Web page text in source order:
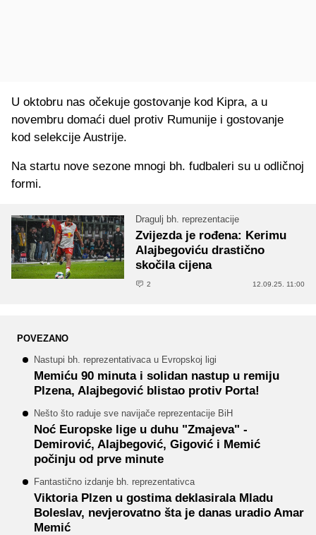
U oktobru nas očekuje gostovanje kod Kipra, a u
novembru domaći duel protiv Rumunije i gostovanje
kod selekcije Austrije.
Na startu nove sezone mnogi bh. fudbaleri su u odličnoj
formi.
Dragulj bh. reprezentacije
Zvijezda je rođena: Kerimu
Alajbegoviću drastično
skočila cijena
2 12.09.25. 11:00
POVEZANO
Nastupi bh. reprezentativaca u Evropskoj ligi
Memiću 90 minuta i solidan nastup u remiju
Plzena, Alajbegović blistao protiv Porta!
Nešto što raduje sve navijače reprezentacije BiH
Noć Europske lige u duhu "Zmajeva" -
Demirović, Alajbegović, Gigović i Memić
počinju od prve minute
Fantastično izdanje bh. reprezentativca
Viktoria Plzen u gostima deklasirala Mladu
Boleslav, nevjerovatno šta je danas uradio Amar
Memić